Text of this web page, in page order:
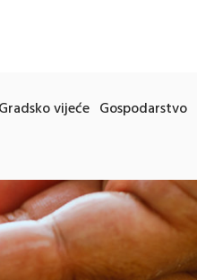
Gradsko vijeće Gospodarstvo